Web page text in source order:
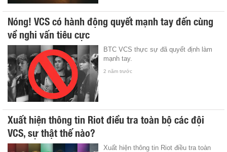
Nóng! VCS có hành động quyết mạnh tay đến cùng
về nghi vấn tiêu cực
BTC VCS thực sự đã quyết định làm
mạnh tay.
2 năm trước
Xuất hiện thông tin Riot điều tra toàn bộ các đội
VCS, sự thật thế nào?
Xuất hiện thông tin Riot điều tra toàn